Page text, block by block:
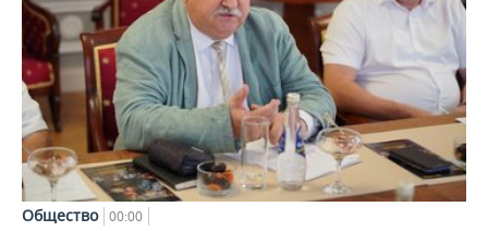
Общество 00:00